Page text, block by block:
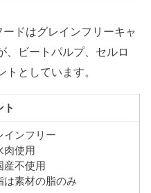
ドはグレインフリーキャ
、ビートパルプ、セルロ
としています。
ト
インフリー
肉使用
産不使用
は素材の脂のみ